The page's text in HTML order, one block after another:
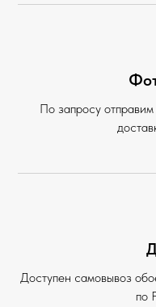
По запросу
Доступен самовывоз
по